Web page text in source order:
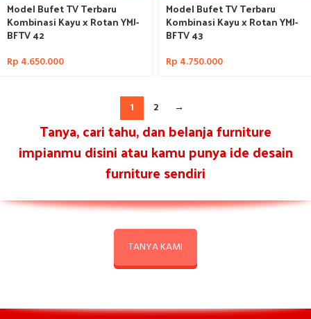
Model Bufet TV Terbaru
Kombinasi Kayu x Rotan YMJ-
BFTV 42
Rp 4.650.000
Model Bufet TV Terbaru
Kombinasi Kayu x Rotan YMJ-
BFTV 43
Rp 4.750.000
1 2 →
Tanya, cari tahu, dan belanja furniture
impianmu disini atau kamu punya ide desain
furniture sendiri
TANYA KAMI